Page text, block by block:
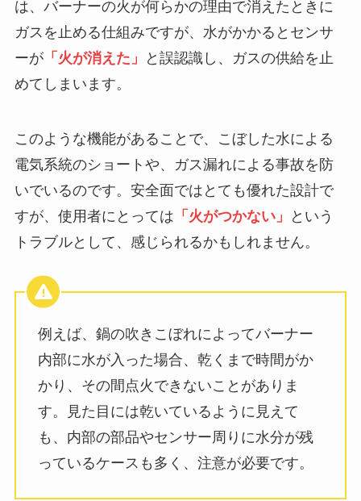
は、バーナーの火が何らかの理由で消えたときに
ガスを止める仕組みですが、水がかかるとセンサ
ーが「火が消えた」
と誤認識し、ガスの供給を止
めてしまいます。
このような機能があることで、こぼした水による
電気系統のショートや、ガス漏れによる事故を防
いでいるのです。安全面ではとても優れた設計で
すが、使用者にとっては 「火がつかない」
という
トラブルとして、感じられるかもしれません。
例えば、鍋の吹きこぼれによってバーナー
内部に水が入った場合、乾くまで時間がか
かり、その間点火できないことがありま
す。見た目には乾いているように見えて
も、内部の部品やセンサー周りに水分が残
っているケースも多く、注意が必要です。